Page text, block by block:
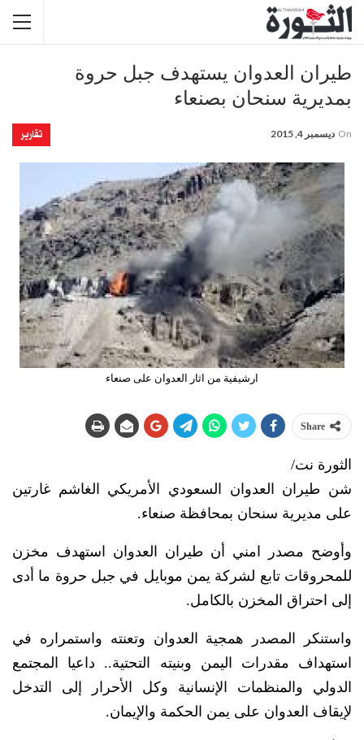
طيران العدوان يستهدف جبل حروة
بمديرية سنحان بصنعاء
تقارير On ديسمبر 4, 2015
ارشيفية من اثار العدوان على صنعاء
Share
الثورة نت/
شن طيران العدوان السعودي الأمريكي الغاشم غارتين
على مديرية سنحان بمحافظة صنعاء.
وأوضح مصدر امني أن طيران العدوان استهدف مخزن
للمحروقات تابع لشركة يمن موبايل في جبل حروة ما أدى
إلى احتراق المخزن بالكامل.
واستنكر المصدر همجية العدوان وتعنته واستمراره في
استهداف مقدرات اليمن وبنيته التحتية.. داعيا المجتمع
الدولي والمنظمات الإنسانية وكل الأحرار إلى التدخل
لإيقاف العدوان على يمن الحكمة والإيمان.